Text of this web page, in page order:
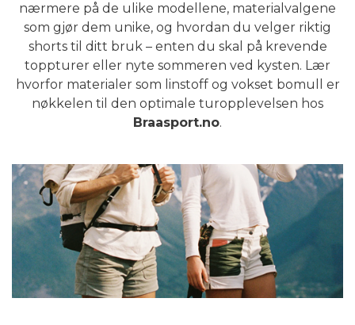
nærmere på de ulike modellene, materialvalgene
som gjør dem unike, og hvordan du velger riktig
shorts til ditt bruk – enten du skal på krevende
toppturer eller nyte sommeren ved kysten. Lær
hvorfor materialer som linstoff og vokset bomull er
nøkkelen til den optimale turopplevelsen hos
Braasport.no.